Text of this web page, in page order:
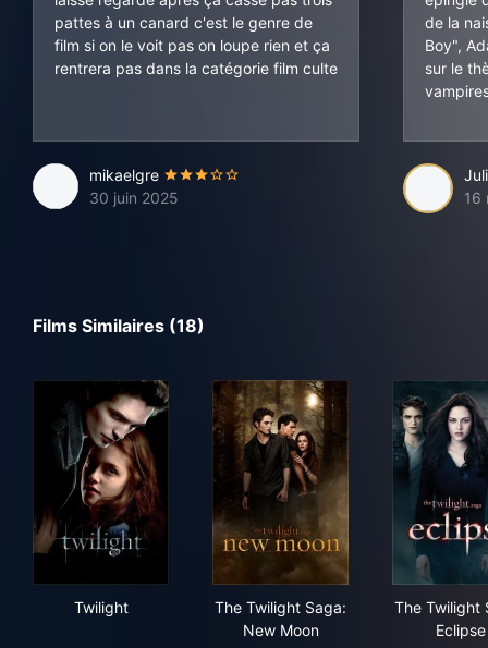
pattes à un canard c'est le genre de
film si on le voit pas on loupe rien et ça
rentrera pas dans la catégorie film culte
mikaelgre
30 juin 2025
de la
Boy",
sur le
16
Films Similaires (18)
Twilight
The Twilight Saga:
New Moon
The Twilight
Eclipse